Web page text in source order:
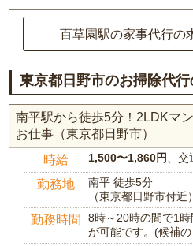
百草園駅の家事代行の
東京都日野市のお掃除代
南平駅から徒歩5分！2LDKマ
お仕事（東京都日野市）
時給 1,500〜1,860円 、
勤務地
南平 徒歩5分
（東京都日野市付近）
勤務時間
8時～20時の間で1
が可能です。(候補